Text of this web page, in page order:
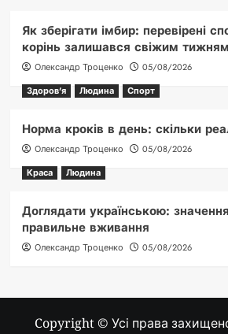
Як зберігати імбир: перевірені
корінь залишався свіжим
Олександр Троценко
05/08/2026
Здоров'я
Людина Спорт
Норма кроків в день: скільки
Олександр Троценко
05/08/2026
Краса
Людина
Доглядати українською:
правильне вживання
Олександр Троценко 05/08/2026
Copyright © Усі права